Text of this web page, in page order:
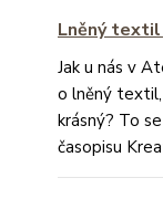
Lněný
Jak u nás v
o lněný
krásný? To
časopisu